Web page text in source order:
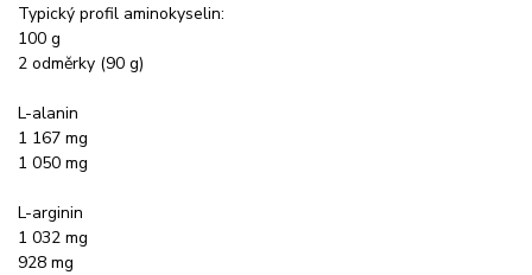
Typický profil aminokyselin:
100 g
2 odměrky (90 g)
L-alanin
1 167 mg
1 050 mg
L-arginin
1 032 mg
928 mg